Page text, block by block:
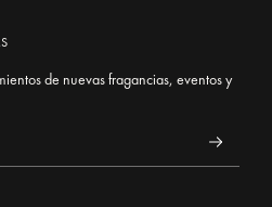
de nuevas fragancias, eventos y